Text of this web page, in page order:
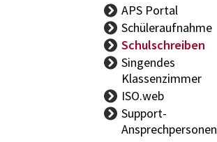
APS Portal
Schüleraufnahme
Schulschreiben
Singendes
Klassenzimmer
ISO.web
Support-
Ansprechpersonen